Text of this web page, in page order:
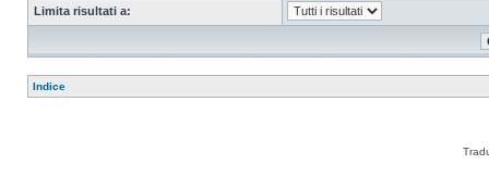
Limita risultati a:
Indice